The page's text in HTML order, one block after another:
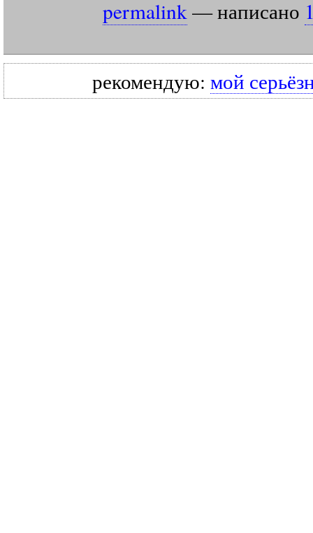
permalink— написано
рекомендую: мой